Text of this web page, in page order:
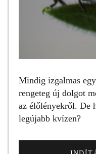
Mindig izgalmas
rengeteg új dolgot
az élőlényekről. De
legújabb kvízen?